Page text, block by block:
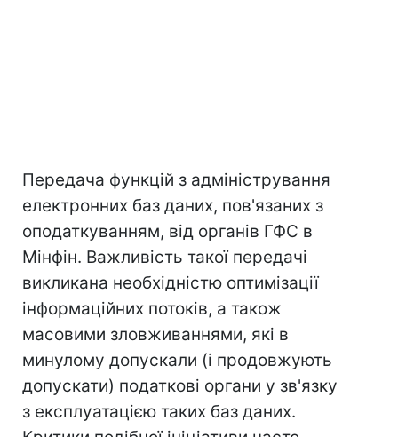
Передача функцій з адміністрування
електронних баз даних, пов'язаних з
оподаткуванням, від органів ГФС в
Мінфін. Важливість такої передачі
викликана необхідністю оптимізації
інформаційних потоків, а також
масовими зловживаннями, які в
минулому допускали (і продовжують
допускати) податкові органи у зв'язку
з експлуатацією таких баз даних.